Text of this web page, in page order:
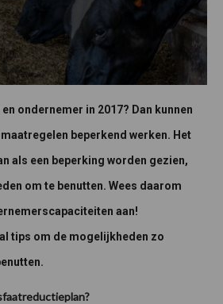
ondernemer in 2017? Dan kunnen
beperkend werken. Het
als een beperking worden gezien,
om te benutten. Wees daarom
aan!
tips om de mogelijkheden zo